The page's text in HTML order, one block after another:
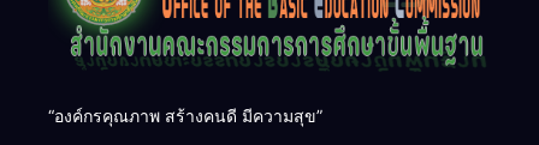
“องค์กรคุณภาพ สร้างคนดี มีความสุข”